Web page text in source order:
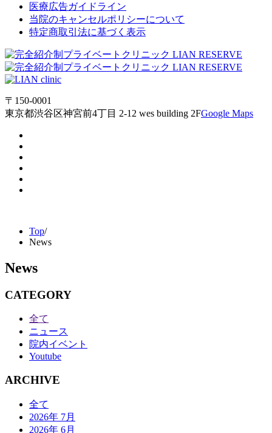
医療広告ガイドライン
当院のキャンセルポリシーについて
特定商取引法に基づく表示
〒150-0001
東京都渋谷区神宮前4丁目 2-12 wes building 2FGoogle Maps
Top/
News
News
CATEGORY
全て
ニュース
院内イベント
Youtube
ARCHIVE
全て
2026年 7月
2026年 6月